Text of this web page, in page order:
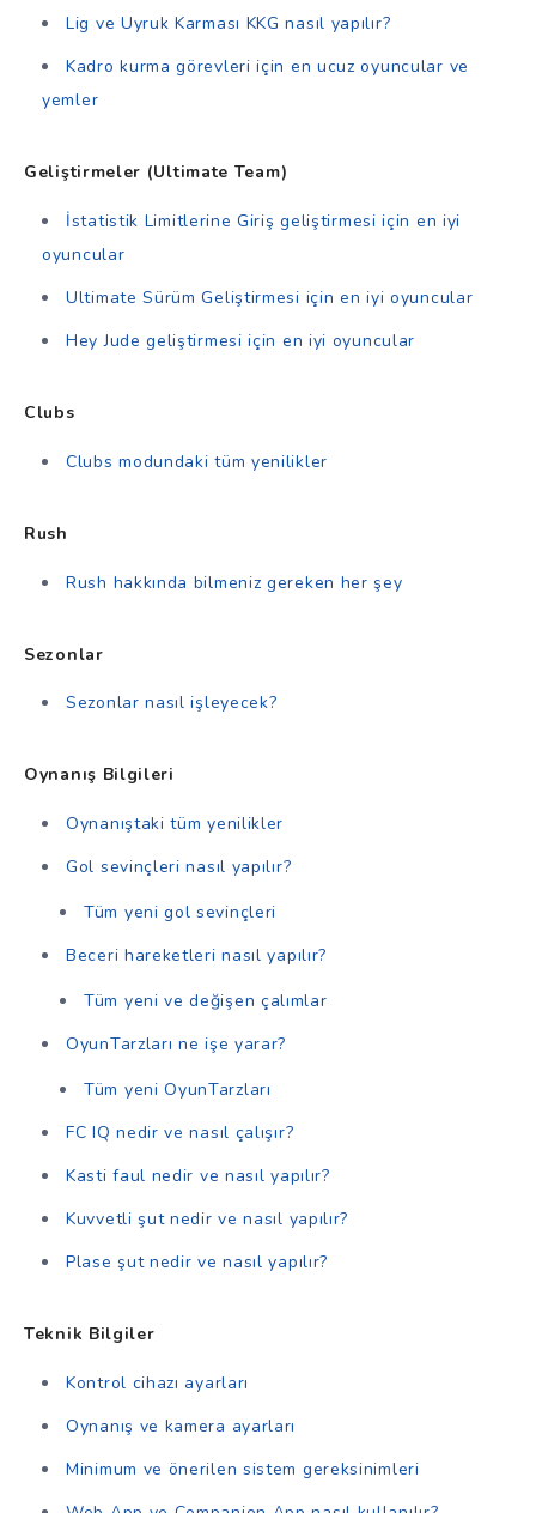
Lig ve Uyruk Karması KKG nasıl yapılır?
Kadro kurma görevleri için en ucuz oyuncular ve
yemler
Geliştirmeler (Ultimate Team)
İstatistik Limitlerine Giriş geliştirmesi için en iyi
oyuncular
Ultimate Sürüm Geliştirmesi için en iyi oyuncular
Hey Jude geliştirmesi için en iyi oyuncular
Clubs
Clubs modundaki tüm yenilikler
Rush
Rush hakkında bilmeniz gereken her şey
Sezonlar
Sezonlar nasıl işleyecek?
Oynanış Bilgileri
Oynanıştaki tüm yenilikler
Gol sevinçleri nasıl yapılır?
Tüm yeni gol sevinçleri
Beceri hareketleri nasıl yapılır?
Tüm yeni ve değişen çalımlar
OyunTarzları ne işe yarar?
Tüm yeni OyunTarzları
FC IQ nedir ve nasıl çalışır?
Kasti faul nedir ve nasıl yapılır?
Kuvvetli şut nedir ve nasıl yapılır?
Plase şut nedir ve nasıl yapılır?
Teknik Bilgiler
Kontrol cihazı ayarları
Oynanış ve kamera ayarları
Minimum ve önerilen sistem gereksinimleri